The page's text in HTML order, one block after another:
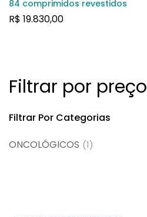
Filtrar por preço
Filtrar Por Categorias
ONCOLÓGICOS (1)
84 comprimidos revestidos
R$ 19.830,00